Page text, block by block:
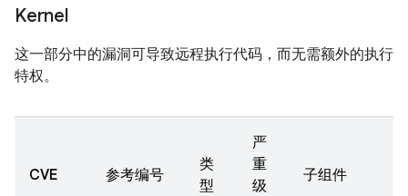
Kernel
这一部分中的漏洞可导致远程执行代码，而无需额外的执行
特权。
CVE 参考编号
类
型
严
重
级
子组件